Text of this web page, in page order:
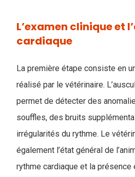
L’examen clinique et
cardiaque
La première étape consiste en
réalisé par le vétérinaire.
permet de détecter des
souffles, des bruits
irrégularités du rythme. Le
également l’état général de
rythme cardiaque et la présence